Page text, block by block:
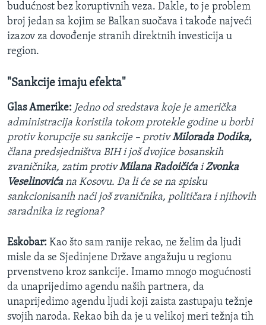
budućnost bez koruptivnih veza. Dakle, to je problem
broj jedan sa kojim se Balkan suočava i takođe najveći
izazov za dovođenje stranih direktnih investicija u
region.
"Sankcije imaju efekta"
Glas Amerike: Jedno od sredstava koje je američka
administracija koristila tokom protekle godine u borbi
protiv korupcije su sankcije – protivMilorada Dodika,
člana predsjedništva BIH i još dvojice bosanskih
zvaničnika, zatim protivMilana RadoičićaiZvonka
Veselinovićana Kosovu. Da li će se na spisku
sankcionisanih naći još zvaničnika, političara i njihovih
saradnika iz regiona?
Eskobar: Kao što sam ranije rekao, ne želim da ljudi
misle da se Sjedinjene Države angažuju u regionu
prvenstveno kroz sankcije. Imamo mnogo mogućnosti
da unaprijedimo agendu naših partnera, da
unaprijedimo agendu ljudi koji zaista zastupaju težnje
svojih naroda. Rekao bih da je u velikoj meri težnja tih